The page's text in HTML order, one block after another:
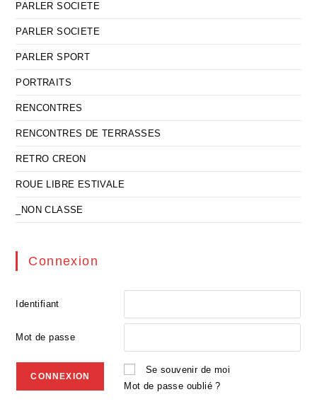
PARLER SOCIETE
PARLER SOCIETE
PARLER SPORT
PORTRAITS
RENCONTRES
RENCONTRES DE TERRASSES
RETRO CREON
ROUE LIBRE ESTIVALE
_NON CLASSE
Connexion
Identifiant
Mot de passe
Se souvenir de moi
Mot de passe oublié ?